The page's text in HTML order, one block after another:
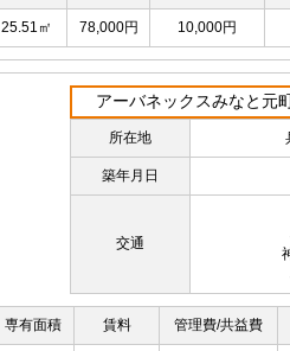
25.51㎡ 78,000円 10,000円
アーバネックスみなと元
所在地
築年月日
交通
専有面積 賃料 管理費/共益費